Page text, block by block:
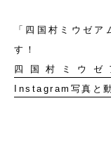
「四国村ミウゼ
す！
四国村ミウゼ
Instagram写真と